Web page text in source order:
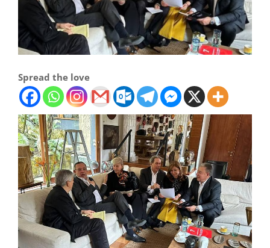
Spread the love